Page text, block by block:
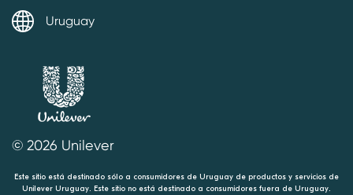
Uruguay
© 2026 Unilever
Este sitio está destinado sólo a consumidores de Uruguay de productos y servicios de
Unilever Uruguay. Este sitio no está destinado a consumidores fuera de Uruguay.